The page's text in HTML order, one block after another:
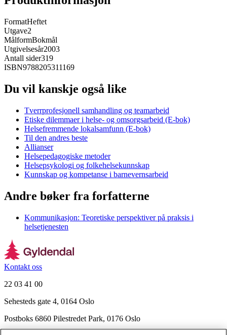
FormatHeftet
Utgave2
MålformBokmål
Utgivelsesår2003
Antall sider319
ISBN9788205311169
Du vil kanskje også like
Tverrprofesjonell samhandling og teamarbeid
Etiske dilemmaer i helse- og omsorgsarbeid (E-bok)
Helsefremmende lokalsamfunn (E-bok)
Til den andres beste
Allianser
Helsepedagogiske metoder
Helsepsykologi og folkehelsekunnskap
Kunnskap og kompetanse i barnevernsarbeid
Andre bøker fra forfatterne
Kommunikasjon: Teoretiske perspektiver på praksis i
helsetjenesten
Kontakt oss
22 03 41 00
Sehesteds gate 4, 0164 Oslo
Postboks 6860 Pilestredet Park, 0176 Oslo